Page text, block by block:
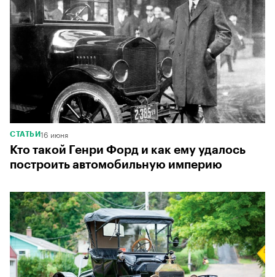
СТАТЬИ16 июня
Кто такой Генри Форд и как ему удалось
построить автомобильную империю